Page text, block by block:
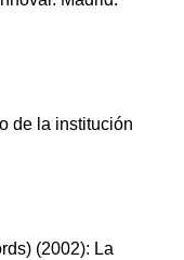
de la institución
(2002): La